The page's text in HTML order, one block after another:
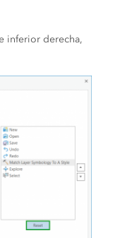
inferior derecha,